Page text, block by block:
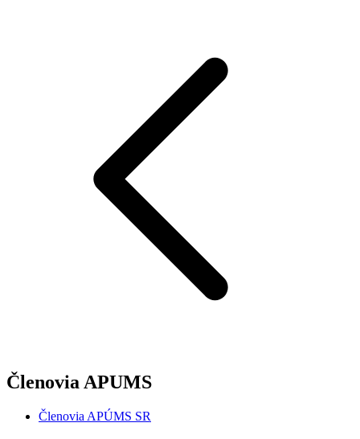
Členovia APUMS
Členovia APÚMS SR